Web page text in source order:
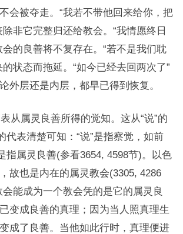
会被夺走。“我若不带他回来给你，把
非它完整归还给教会。“我情愿终日
会的良善将不复存在。“若不是我们耽
状态而拖延。“如今已经去回两次了”
外层还是内层，都早已得到恢复。
从属灵良善所得的觉知。这从“说”的
代表清楚可知：“说”是指察觉，如前
指属灵良善(参看3654, 4598节)。以色
故也是内在的属灵教会(3305, 4286
能成为一个教会凭的是它的属灵良
变成良善的真理；因为当人照真理生
成了良善。当他如此行时，真理便进